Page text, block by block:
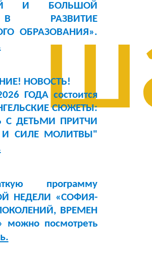
И БОЛЬШОЙ
РАЗВИТИЕ
ОБРАЗОВАНИЯ».
НОВОСТЬ!
ГОДА состоится
СЮЖЕТЫ:
С ДЕТЬМИ ПРИТЧИ
И СИЛЕ МОЛИТВЫ"
программу
НЕДЕЛИ «СОФИЯ-
ВРЕМЕН
посмотреть